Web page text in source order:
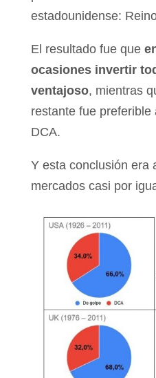
estadounidense:
El resultado fue que
ocasiones invertir
ventajoso, mientras
restante fue
DCA.
Y esta conclusión era
mercados casi por